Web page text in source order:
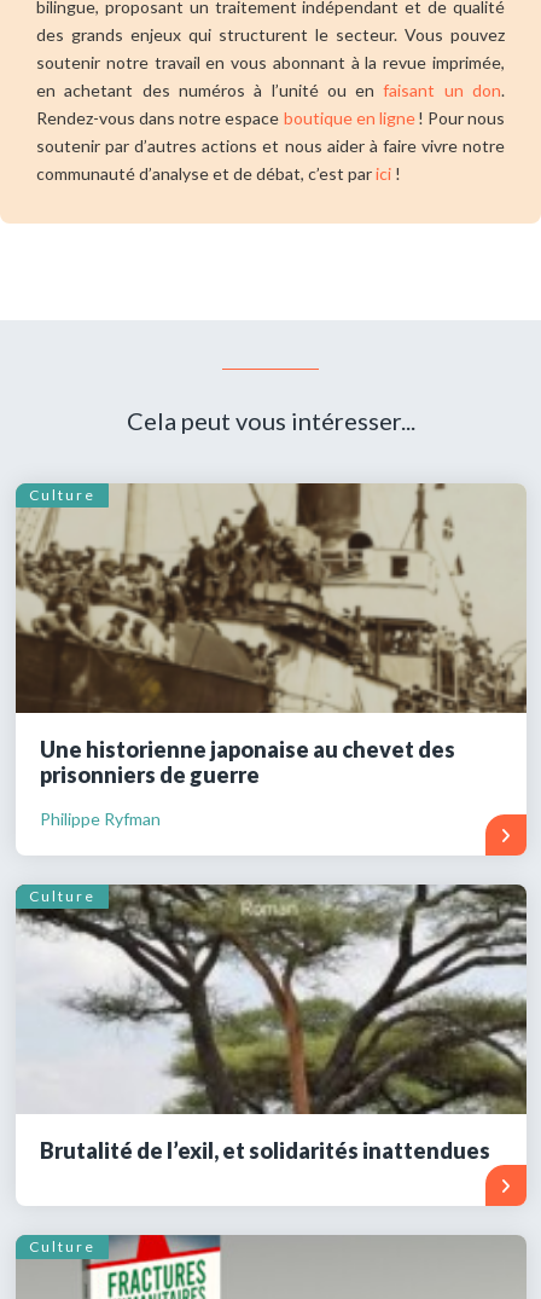
bilingue, proposant un traitement indépendant et de qualité
des grands enjeux qui structurent le secteur. Vous pouvez
soutenir notre travail en vous abonnant à la revue imprimée,
en achetant des numéros à l’unité ou enfaisant un don.
Rendez-vous dans notre espace boutique en ligne! Pour nous
soutenir par d’autres actions et nous aider à faire vivre notre
communauté d’analyse et de débat, c’est parici !
Cela peut vous intéresser...
Culture
Une historienne japonaise au chevet des
prisonniers de guerre
Philippe Ryfman
Culture
Brutalité de l’exil, et solidarités inattendues
Culture